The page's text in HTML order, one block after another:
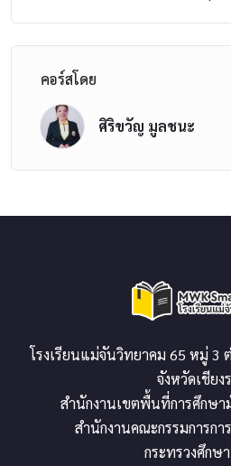
3. นักการตลาดดิจิทัล (Digital
การตลาดออนไลน์เป็นหัวใจสำคัญใน
นักการตลาดดิจิทัลจึงเป็นที่ต้องการอย่
เพิ่มยอดขาย และวิเคราะห์ผลลัพธ์ ลั
คอร์สโดย
ศิริขวัญ มูลชนะ
โรงเรียนแม่จันวิทยาคม 65 หมู่ 3
จังหวัดเชียง
สำนักงานเขตพื้นที่การศึกษา
สำนักงานคณะกรรมการก
กระทรวงศึกษ